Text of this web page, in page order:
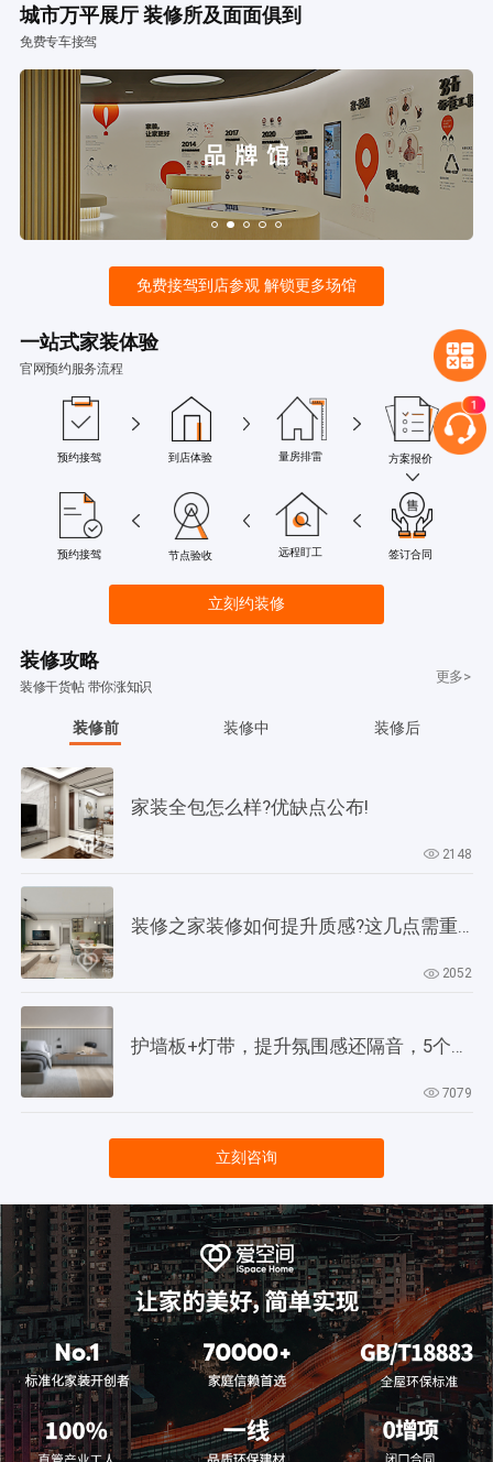
城市万平展厅 装修所及面面俱到
免费专车接驾
免费接驾到店参观 解锁更多场馆
一站式家装体验
官网预约服务流程
预约接驾 到店体验 量房排雷 方案报价
预约接驾 节点验收 远程盯工 签订合同
立刻约装修
装修攻略
装修干货帖 带你涨知识
更多>
装修前 装修中 装修后
家装全包怎么样?优缺点公布!
2148
装修之家装修如何提升质感?这几点需重视起来
2052
7079
立刻咨询